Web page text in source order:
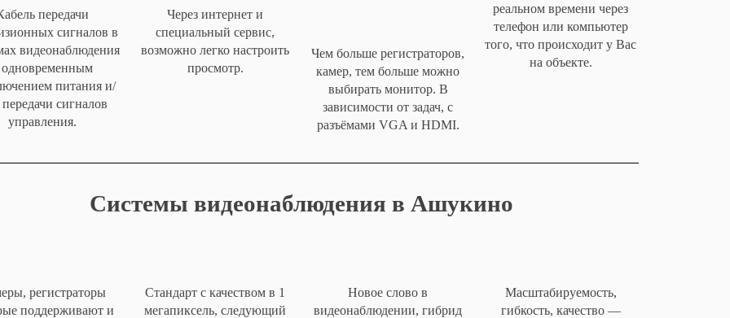
передачи
сигналов в
видеонаблюдения
одновременным
питания и/
сигналов
управления.
Через интернет и
специальный сервис,
возможно легко настроить
просмотр.
Чем больше регистраторов,
камер, тем больше можно
выбирать монитор. В
зависимости от задач, с
разъёмами VGA и HDMI.
реальном времени через
телефон или компьютер
того, что происходит у Вас
на объекте.
Системы видеонаблюдения в Ашукино
регистраторы
поддерживают и
Стандарт с качеством в 1
мегапиксель, следующий
Новое слово в
видеонаблюдении, гибрид
Масштабируемость,
гибкость, качество —